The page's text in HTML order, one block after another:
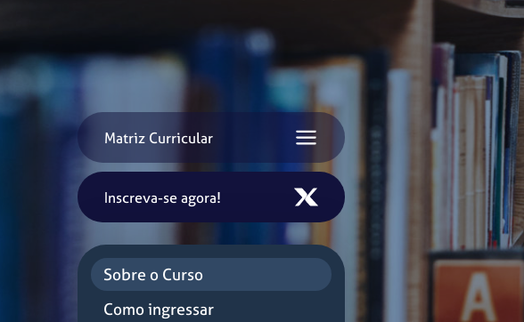
Matriz Curricular
Inscreva-se agora!
Sobre o Curso
Como ingressar